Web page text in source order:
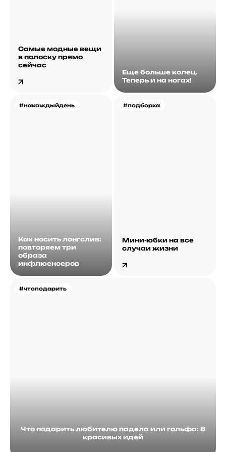
Самые модные вещи
в полоску прямо
сейчас
Еще больше колец.
Теперь и на ногах!
#накаждыйдень
Как носить лонгслив:
повторяем три
образа
инфлюенсеров
#чтоподарить
Что подарить любителю падела или гольфа: 8
красивых идей
#подборка
Мини-юбки на все
случаи жизни